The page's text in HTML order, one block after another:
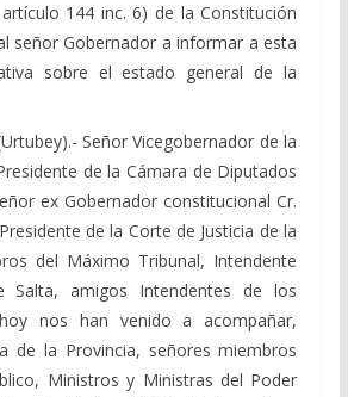
144 inc. 6) de la Constitución
señor Gobernador a informar a esta
sobre el estado general de la
Señor Vicegobernador de la
de la Cámara de Diputados
ex Gobernador constitucional Cr.
de la Corte de Justicia de la
del Máximo Tribunal, Intendente
Salta, amigos Intendentes de los
nos han venido a acompañar,
de la Provincia, señores miembros
Ministros y Ministras del Poder